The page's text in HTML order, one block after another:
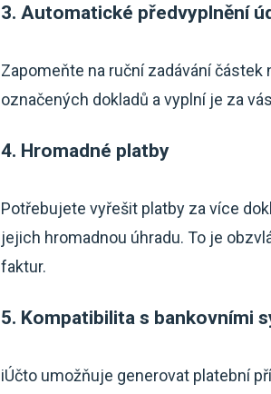
3. Automatické předvyplnění
Zapomeňte na ruční zadávání
označených dokladů a vyplní je za
4. Hromadné platby
Potřebujete vyřešit platby za více
jejich hromadnou úhradu. To je
faktur.
5. Kompatibilita s bankovními
iÚčto umožňuje generovat platební